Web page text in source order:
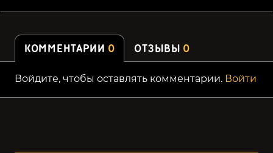
КОММЕНТАРИИ 0 ОТЗЫВЫ 0
Войдите, чтобы оставлять комментарии. Войти